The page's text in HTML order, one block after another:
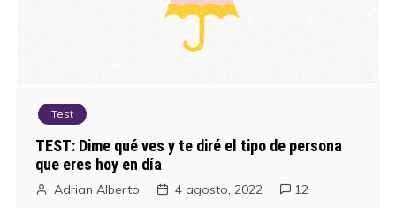
Test
TEST: Dime qué ves y te diré el tipo de persona
que eres hoy en día
Adrian Alberto 4 agosto, 2022 12